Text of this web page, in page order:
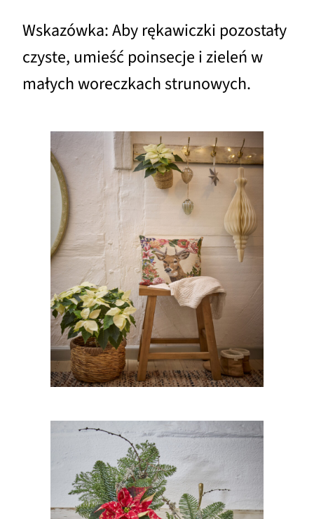
Wskazówka: Aby rękawiczki pozostały
czyste, umieść poinsecje i zieleń w
małych woreczkach strunowych.